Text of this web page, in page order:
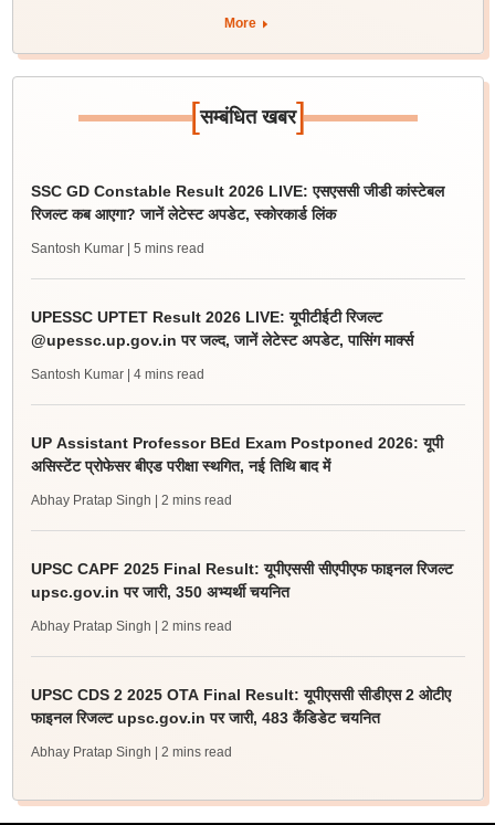
More
[सम्बंधित खबर]
SSC GD Constable Result 2026 LIVE: एसएससी जीडी कांस्टेबल
रिजल्ट कब आएगा? जानें लेटेस्ट अपडेट, स्कोरकार्ड लिंक
Santosh Kumar | 5 mins read
UPESSC UPTET Result 2026 LIVE: यूपीटीईटी रिजल्ट
@upessc.up.gov.in पर जल्द, जानें लेटेस्ट अपडेट, पासिंग मार्क्स
Santosh Kumar | 4 mins read
UP Assistant Professor BEd Exam Postponed 2026: यूपी
असिस्टेंट प्रोफेसर बीएड परीक्षा स्थगित, नई तिथि बाद में
Abhay Pratap Singh | 2 mins read
UPSC CAPF 2025 Final Result: यूपीएससी सीएपीएफ फाइनल रिजल्ट
upsc.gov.in पर जारी, 350 अभ्यर्थी चयनित
Abhay Pratap Singh | 2 mins read
UPSC CDS 2 2025 OTA Final Result: यूपीएससी सीडीएस 2 ओटीए
फाइनल रिजल्ट upsc.gov.in पर जारी, 483 कैंडिडेट चयनित
Abhay Pratap Singh | 2 mins read